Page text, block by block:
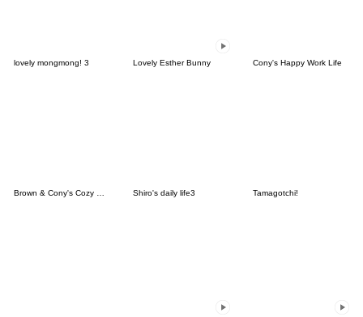
lovely mongmong! 3 Lovely Esther Bunny Cony's Happy Work Life
Brown & Cony's Cozy Winter Date Shiro's daily life3 Tamagotchi!